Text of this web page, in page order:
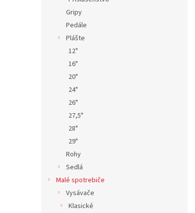
Gripy
Pedále
Plášte
12"
16"
20"
24"
26"
27,5"
28"
29"
Rohy
Sedlá
Malé spotrebiče
Vysávače
Klasické